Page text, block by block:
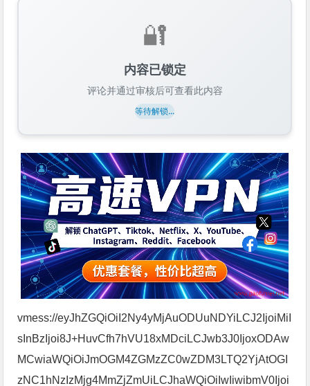
🔐
内容已锁定
评论并通过审核后可查看此内容
等待解锁...
vmess://eyJhZGQiOiI2Ny4yMjAuODUuNDYiLCJ2IjoiMiI
sInBzIjoi8J+HuvCfh7hVU18xMDciLCJwb3J0IjoxODAw
MCwiaWQiOiJmOGM4ZGMzZC0wZDM3LTQ2YjAtOGI
zNC1hNzIzMjg4MmZjZmUiLCJhaWQiOiIwIiwibmV0Ijoi